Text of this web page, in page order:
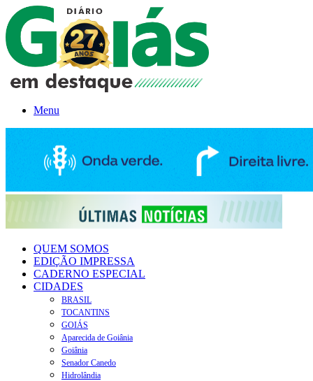
Menu
QUEM SOMOS
EDIÇÃO IMPRESSA
CADERNO ESPECIAL
CIDADES
BRASIL
TOCANTINS
GOIÁS
Aparecida de Goiânia
Goiânia
Senador Canedo
Hidrolândia